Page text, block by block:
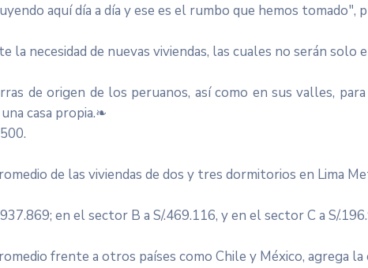
aquí día a día y ese es el rumbo que hemos tomado",
la necesidad de nuevas viviendas, las cuales no serán solo
de origen de los peruanos, así como en sus valles,
casa propia.❧
de las viviendas de dos y tres dormitorios en Lima
en el sector B a S/.469.116, y en el sector C a S/
frente a otros países como Chile y México, agrega